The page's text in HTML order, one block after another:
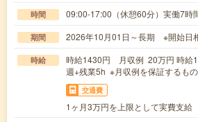
時間 09:00-17:00（休憩60分）実働7時
期間 2026年10月01日～長期 ※開始日
時給
時給1430円 月収例 20万円 時給
週+残業5h ※月収例を保証するもの
交通費
1ヶ月3万円を上限として実費支給